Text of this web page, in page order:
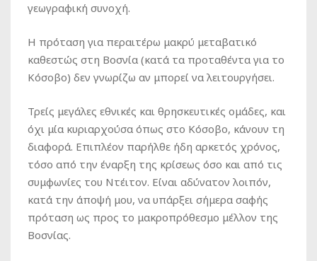
γεωγραφική συνοχή.
Η πρόταση για περαιτέρω μακρύ μεταβατικό
καθεστώς στη Βοσνία (κατά τα προταθέντα για το
Κόσοβο) δεν γνωρίζω αν μπορεί να λειτουργήσει.
Τρείς μεγάλες εθνικές και θρησκευτικές ομάδες, και
όχι μία κυριαρχούσα όπως στο Κόσοβο, κάνουν τη
διαφορά. Επιπλέον παρήλθε ήδη αρκετός χρόνος,
τόσο από την έναρξη της κρίσεως όσο και από τις
συμφωνίες του Ντέιτον. Είναι αδύνατον λοιπόν,
κατά την άποψή μου, να υπάρξει σήμερα σαφής
πρόταση ως προς το μακροπρόθεσμο μέλλον της
Βοσνίας.